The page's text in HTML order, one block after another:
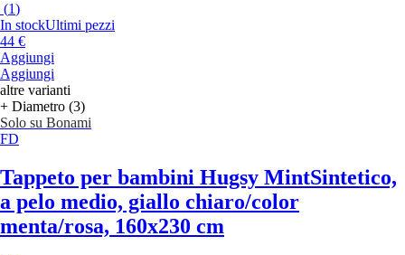
(1)
In stockUltimi pezzi
44 €
Aggiungi
Aggiungi
altre varianti
+ Diametro (3)
Solo su Bonami
FD
Tappeto per bambini Hugsy MintSintetico,
a pelo medio, giallo chiaro/color
menta/rosa, 160x230 cm